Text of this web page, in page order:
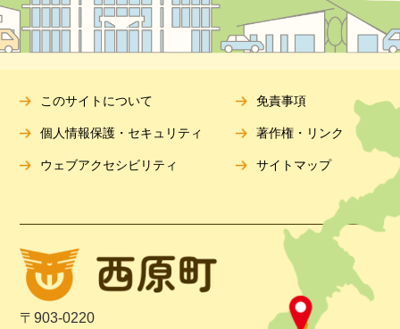
〒903-0220
このサイトについて 免責事項
個人情報保護・セキュリティ 著作権・リンク
ウェブアクセシビリティ サイトマップ